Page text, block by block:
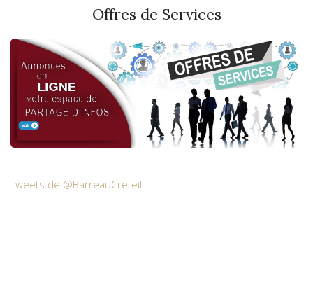
Offres de Services
Tweets de @BarreauCreteil